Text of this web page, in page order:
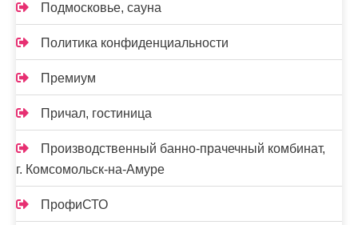
Подмосковье, сауна
Политика конфиденциальности
Премиум
Причал, гостиница
Производственный банно-прачечный комбинат,
г. Комсомольск-на-Амуре
ПрофиСТО